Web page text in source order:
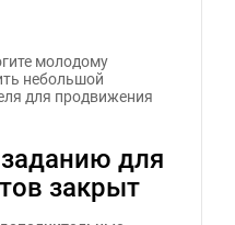
молодому
небольшой
для продвижения
для
закрыт